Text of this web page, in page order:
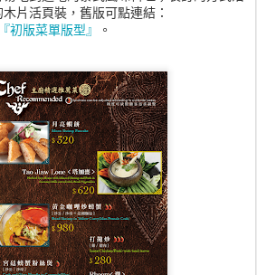
片活頁裝，舊版可點連結：
『初版菜單版型』
。